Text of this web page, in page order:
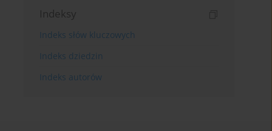
Indeksy
Indeks słów kluczowych
Indeks dziedzin
Indeks autorów